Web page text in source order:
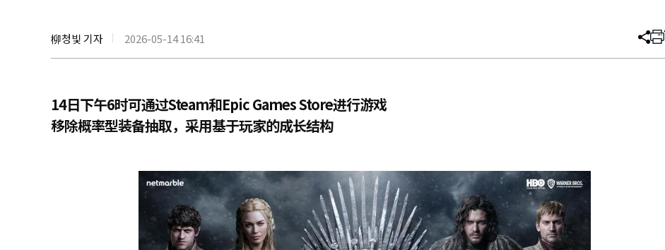
柳청빛 기자 2026-05-14 16:41 分
文
打
14日下午6时可通过Steam和Epic Games Store进行游戏
移除概率型装备抽取，采用基于玩家的成长结构